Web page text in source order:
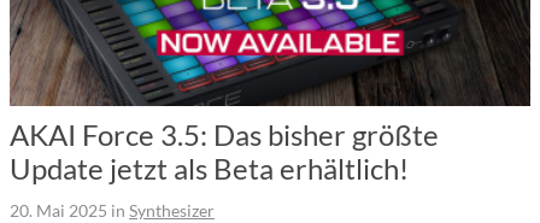
AKAI Force 3.5: Das bisher größte
Update jetzt als Beta erhältlich!
20. Mai 2025 in Synthesizer